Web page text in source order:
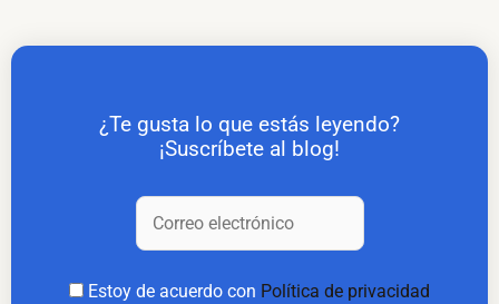
¿Te gusta lo que estás leyendo?
¡Suscríbete al blog!
Estoy de acuerdo con Política de privacidad